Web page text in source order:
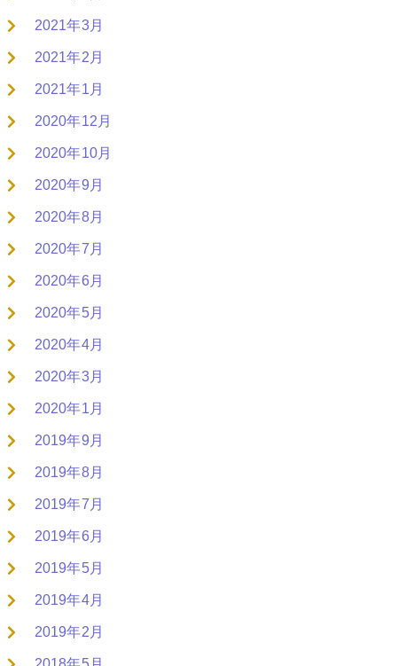
2021年3月
2021年2月
2021年1月
2020年12月
2020年10月
2020年9月
2020年8月
2020年7月
2020年6月
2020年5月
2020年4月
2020年3月
2020年1月
2019年9月
2019年8月
2019年7月
2019年6月
2019年5月
2019年4月
2019年2月